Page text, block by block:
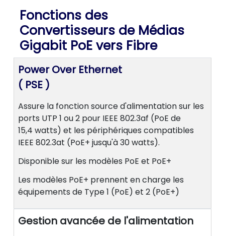
Fonctions des
Convertisseurs de Médias
Gigabit PoE vers Fibre
Power Over Ethernet
( PSE )
Assure la fonction source d'alimentation sur les
ports UTP 1 ou 2 pour IEEE 802.3af (PoE de
15,4 watts) et les périphériques compatibles
IEEE 802.3at (PoE+ jusqu'à 30 watts).
Disponible sur les modèles PoE et PoE+
Les modèles PoE+ prennent en charge les
équipements de Type 1 (PoE) et 2 (PoE+)
Gestion avancée de l'alimentation